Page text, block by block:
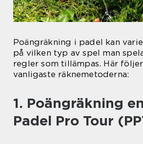
Poängräkning i padel kan
på vilken typ av spel man
regler som tillämpas. Här
vanligaste räknemetoderna:
1. Poängräkning
Padel Pro Tour